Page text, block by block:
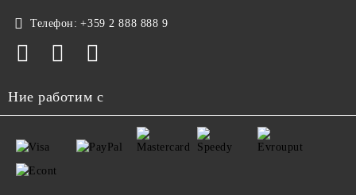
Телефон: +359 2 888 888 9
Ние работим с